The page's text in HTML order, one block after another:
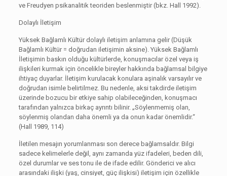
ve Freudyen psikanalitik teoriden beslenmiştir (bkz. Hall 1992).
Dolaylı İletişim
Yüksek Bağlamlı Kültür dolaylı iletişim anlamına gelir (Düşük
Bağlamlı Kültür = doğrudan iletişimin aksine). Yüksek Bağlamlı
İletişimin baskın olduğu kültürlerde, konuşmacılar özel veya iş
ilişkileri kurmak için öncelikle bireyler hakkında bağlamsal bilgiye
ihtiyaç duyarlar. İletişim kurulacak konulara aşinalık varsayılır ve
doğrudan isimle belirtilmez. Bu nedenle, aksi takdirde iletişim
üzerinde bozucu bir etkiye sahip olabileceğinden, konuşmacı
tarafından yalnızca birkaç ayrıntı bilinir. „Söylenmemiş olan,
söylenmiş olandan daha önemli ya da onun kadar önemlidir.“
(Hall 1989, 114)
İletilen mesajın yorumlanması son derece bağlamsaldır. Bilgi
sadece kelimelerle değil, aynı zamanda yüz ifadeleri, beden dili,
özel durumlar ve ses tonu ile de ifade edilir. Gönderici ve alıcı
arasındaki ilişki (yaş, cinsiyet, güç ilişkisi) iletişim için özellikle